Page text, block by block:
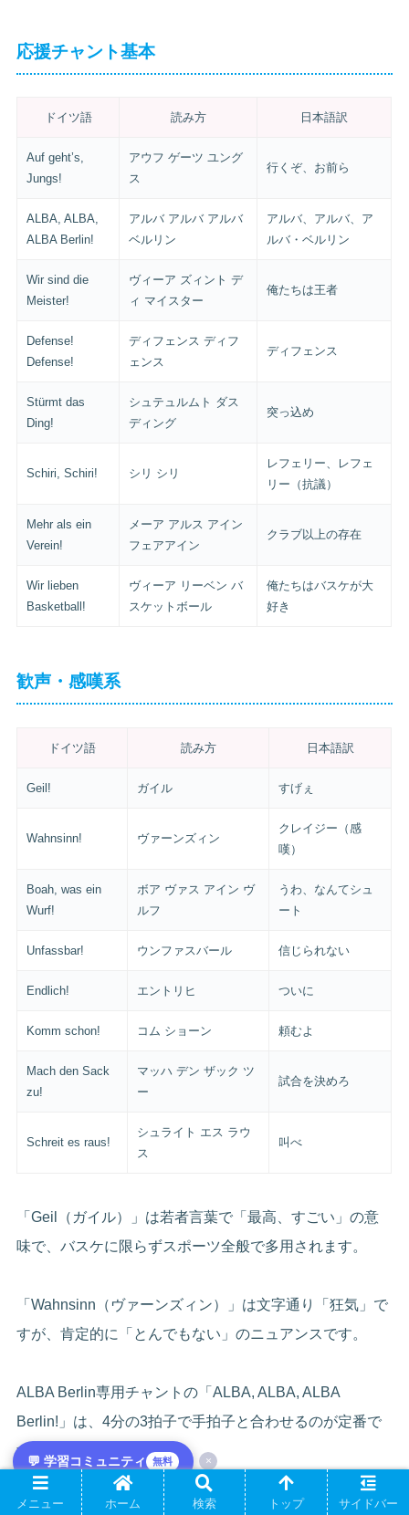
応援チャント基本
ドイツ語 読み方 日本語訳
Auf geht’s,
Jungs!
アウフ ゲーツ ユング
ス
行くぞ、お前ら
ALBA, ALBA,
ALBA Berlin!
アルバ アルバ アルバ
ベルリン
アルバ、アルバ、ア
ルバ・ベルリン
Wir sind die
Meister!
ヴィーア ズィント デ
ィ マイスター
俺たちは王者
Defense!
Defense!
ディフェンス ディフ
ェンス
ディフェンス
Stürmt das
Ding!
シュテュルムト ダス
ディング
突っ込め
Schiri, Schiri! シリ シリ
レフェリー、レフェ
リー（抗議）
Mehr als ein
Verein!
メーア アルス アイン
フェアアイン
クラブ以上の存在
Wir lieben
Basketball!
ヴィーア リーベン バ
スケットボール
俺たちはバスケが大
好き
歓声・感嘆系
ドイツ語 読み方 日本語訳
Geil! ガイル すげぇ
Wahnsinn! ヴァーンズィン
クレイジー（感
嘆）
Boah, was ein
Wurf!
ボア ヴァス アイン ヴ
ルフ
うわ、なんてシュ
ート
Unfassbar! ウンファスバール 信じられない
Endlich! エントリヒ ついに
Komm schon! コム ショーン 頼むよ
Mach den Sack
zu!
マッハ デン ザック ツ
ー
試合を決めろ
Schreit es raus!
シュライト エス ラウ
ス
叫べ
「Geil（ガイル）」は若者言葉で「最高、すごい」の意
味で、バスケに限らずスポーツ全般で多用されます。
「Wahnsinn（ヴァーンズィン）」は文字通り「狂気」で
すが、肯定的に「とんでもない」のニュアンスです。
ALBA Berlin専用チャントの「ALBA, ALBA, ALBA
Berlin!」は、4分の3拍子で手拍子と合わせるのが定番で
す。
💬 学習コミュニティ 無料 ×
メニュー ホーム 検索 トップ サイドバー